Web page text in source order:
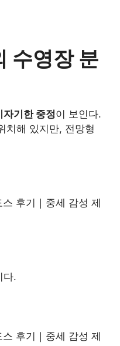
수영장 분
자기한 중정이 보인다.
치해 있지만, 전망형
다.